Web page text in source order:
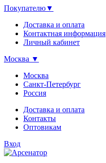
Покупателю▼
Доставка и оплата
Контактная информация
Личный кабинет
Москва ▼
Москва
Санкт-Петербург
Россия
Доставка и оплата
Контакты
Оптовикам
Вход